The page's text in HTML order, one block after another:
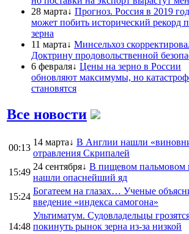
28 марта↓ Прогноз. Россия в 2019
может побить исторический рекорд
зерна
11 марта↓ Минсельхоз
Доктрину продовольственной
6 февраля↓ Цены на зерно в России
обновляют максимумы, но
становятся
Все новости
00:13
14 марта↓ В Англии нашли
отравления Скрипалей
15:49
24 сентября↓ В пищевом пальмовом
нашли опаснейший яд
15:24
Богатеем на глазах… Ученые
введение «индекса самогона»
14:48
Ультиматум. Судовладельцы
покинуть рынок зерна из-за низкой